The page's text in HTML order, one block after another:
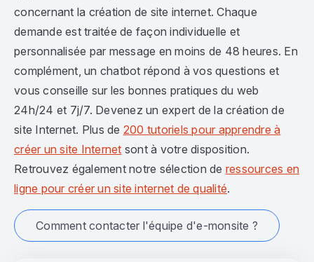
concernant la création de site internet. Chaque
demande est traitée de façon individuelle et
personnalisée par message en moins de 48 heures. En
complément, un chatbot répond à vos questions et
vous conseille sur les bonnes pratiques du web
24h/24 et 7j/7. Devenez un expert de la création de
site Internet. Plus de 200 tutoriels pour apprendre à
créer un site Internet sont à votre disposition.
Retrouvez également notre sélection de ressources en
ligne pour créer un site internet de qualité.
Comment contacter l'équipe d'e-monsite ?